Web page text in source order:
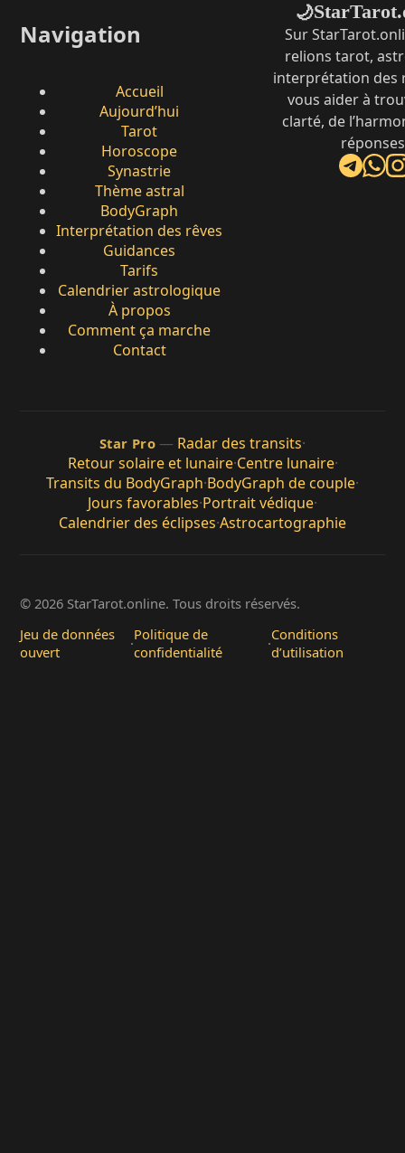
Navigation
Accueil
Aujourd’hui
Tarot
Horoscope
Synastrie
Thème astral
BodyGraph
Interprétation des rêves
Guidances
Tarifs
Calendrier astrologique
À propos
Comment ça marche
Contact
🌙
Sur
relions tarot,
interprétation des
vous aider à
clarté, de
Star Pro — Radar des transits·
Retour solaire et lunaire·Centre lunaire·
Transits du BodyGraph·BodyGraph de couple·
Jours favorables·Portrait védique·
Calendrier des éclipses·Astrocartographie
© 2026 StarTarot.online. Tous droits réservés.
Jeu de données
ouvert
·Politique de
confidentialité
·Conditions
d’utilisation